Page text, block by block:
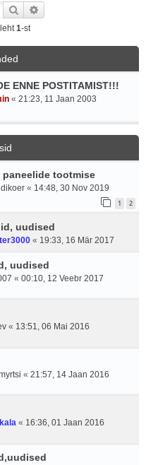
Otsi
1-st
ENNE POSTITAMIST!!!
« 21:23, 11 Jaan 2003
paneelide tootmise
« 14:48, 30 Nov 2019
1 2
uudised
« 19:33, 16 Mär 2017
uudised
« 00:10, 12 Veebr 2017
« 13:51, 06 Mai 2016
« 21:57, 14 Jaan 2016
« 16:36, 01 Jaan 2016